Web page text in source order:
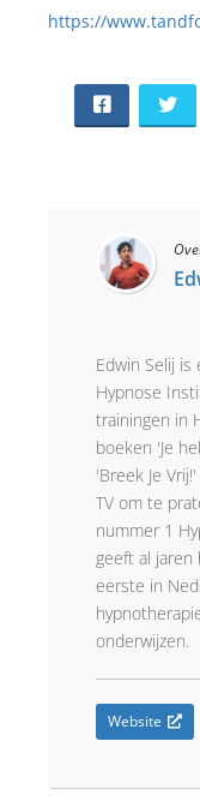
https://
Edwin Selij is
Hypnose
trainingen in
boeken 'Je
'Breek Je
TV om te
nummer 1
geeft al jaren
eerste in
onderwijzen.
Website